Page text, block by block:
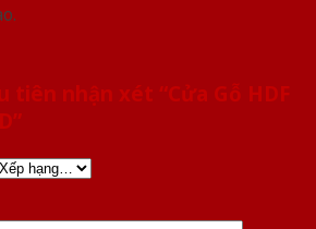
tiên nhận xét “Cửa Gỗ HDF